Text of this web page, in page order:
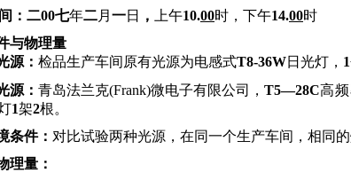
：二00七年二月 一日 ， 上午10.00时，下午14.00时
与物理量
源： 检品生产车间原有光源为电感式T8-36W日光灯， 1
源： 青岛法兰克(Frank)微电子有限公司， T5—28C高
1架2根。
条件： 对比试验两种光源，在同一个生产车间，相同
理量：